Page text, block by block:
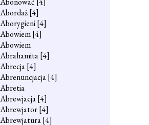
Abordaż[4]
Aborygieni[4]
Abowiem[4]
Abowiem
Abrahamita[4]
Abrecja[4]
Abrenuncjacja[4]
Abretia
Abrewjacja[4]
Abrewjator[4]
Abrewjatura[4]